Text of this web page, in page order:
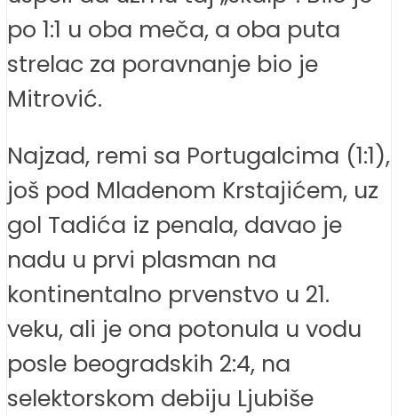
po 1:1 u oba meča, a oba puta
strelac za poravnanje bio je
Mitrović.
Najzad, remi sa Portugalcima (1:1),
još pod Mladenom Krstajićem, uz
gol Tadića iz penala, davao je
nadu u prvi plasman na
kontinentalno prvenstvo u 21.
veku, ali je ona potonula u vodu
posle beogradskih 2:4, na
selektorskom debiju Ljubiše